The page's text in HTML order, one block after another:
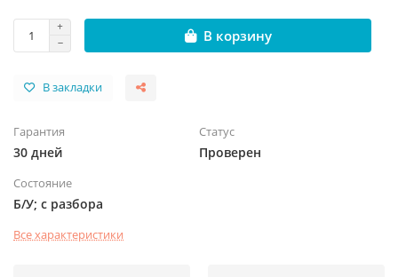
В корзину
В закладки
Гарантия
30 дней
Статус
Проверен
Состояние
Б/У; с разбора
Все характеристики